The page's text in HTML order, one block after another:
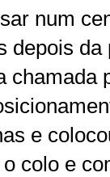
num
depois
chamada
e
colo e